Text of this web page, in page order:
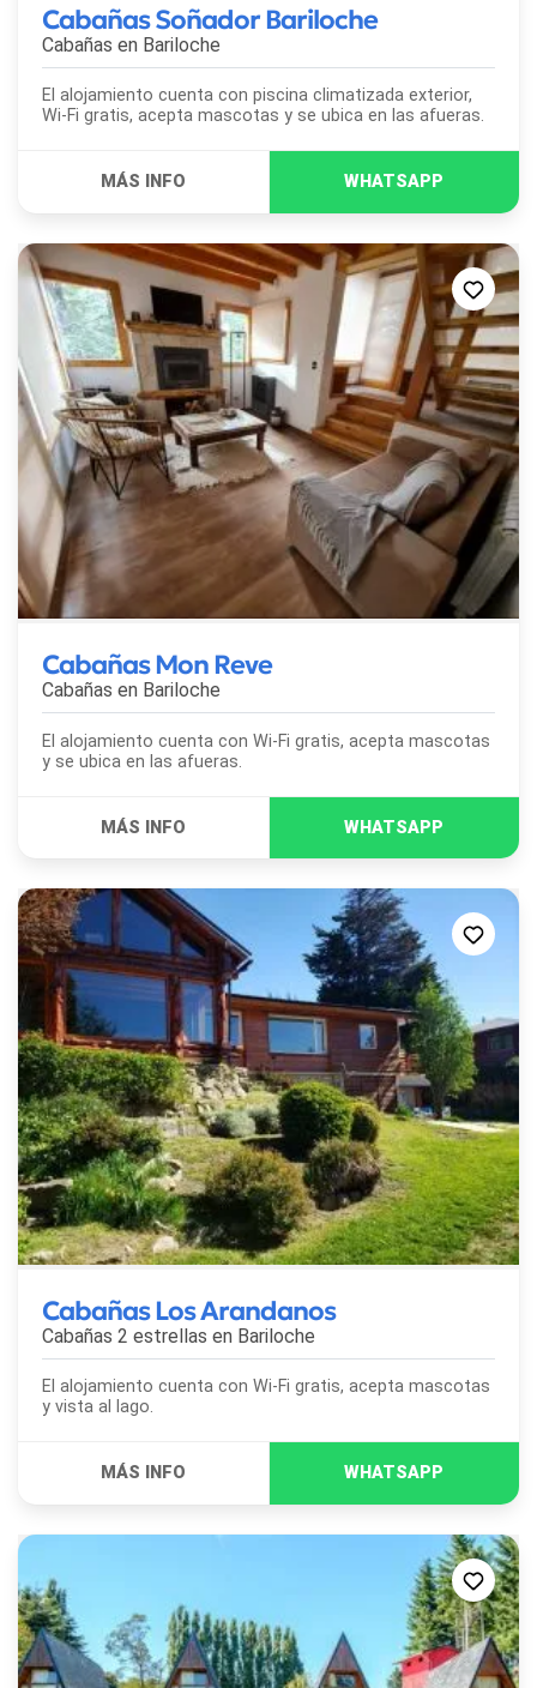
Cabañas Soñador Bariloche
Cabañas en Bariloche
El alojamiento cuenta con piscina climatizada exterior,
Wi-Fi gratis, acepta mascotas y se ubica en las afueras.
Cabañas Mon Reve
Cabañas en Bariloche
El alojamiento cuenta con Wi-Fi gratis, acepta mascotas
y se ubica en las afueras.
Cabañas Los Arandanos
Cabañas 2 estrellas en Bariloche
El alojamiento cuenta con Wi-Fi gratis, acepta mascotas
y vista al lago.